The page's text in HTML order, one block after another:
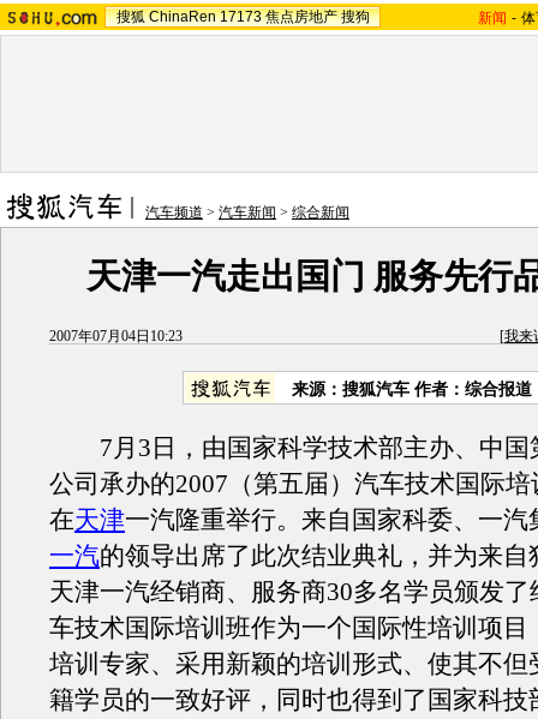
搜狐 ChinaRen 17173 焦点房地产 搜狗 新闻 -
汽车频道 > 汽车新闻 > 综合新闻
天津一汽走出国门 服务先行
2007年07月04日10:23 [我来
来源：搜狐汽车 作者：综合报道
7月3日，由国家科学技术部主办、中国
公司承办的2007（第五届）汽车技术国际
在天津一汽隆重举行。来自国家科委、一汽
一汽的领导出席了此次结业典礼，并为来自
天津一汽经销商、服务商30多名学员颁发
车技术国际培训班作为一个国际性培训项目
培训专家、采用新颖的培训形式、使其不但
籍学员的一致好评，同时也得到了国家科技